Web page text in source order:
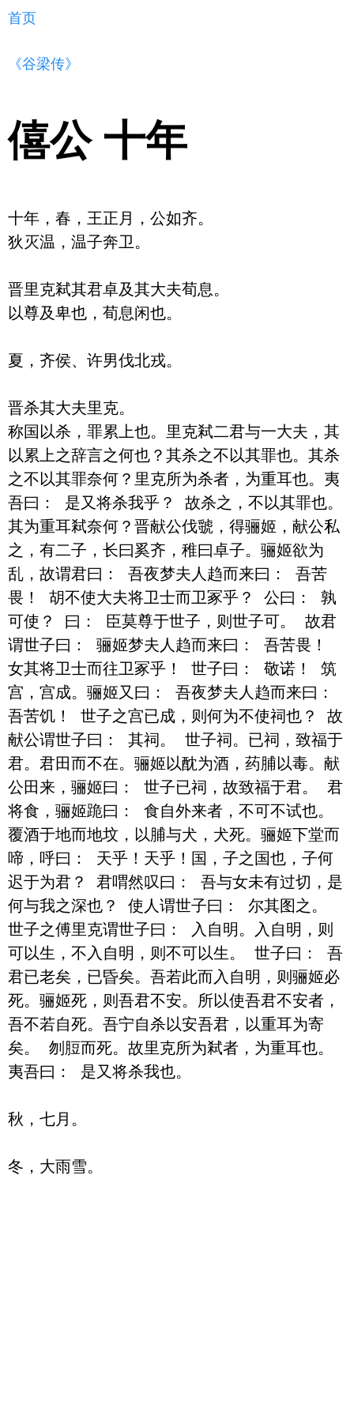
首页
《谷梁传》
僖公 十年
十年，春，王正月，公如齐。
狄灭温，温子奔卫。
晋里克弒其君卓及其大夫荀息。
以尊及卑也，荀息闲也。
夏，齐侯、许男伐北戎。
晋杀其大夫里克。
称国以杀，罪累上也。里克弒二君与一大夫，其
以累上之辞言之何也？其杀之不以其罪也。其杀
之不以其罪奈何？里克所为杀者，为重耳也。夷
吾曰： 是又将杀我乎？ 故杀之，不以其罪也。
其为重耳弒奈何？晋献公伐虢，得骊姬，献公私
之，有二子，长曰奚齐，稚曰卓子。骊姬欲为
乱，故谓君曰： 吾夜梦夫人趋而来曰： 吾苦
畏！ 胡不使大夫将卫士而卫冢乎？ 公曰： 孰
可使？ 曰： 臣莫尊于世子，则世子可。 故君
谓世子曰： 骊姬梦夫人趋而来曰： 吾苦畏！
女其将卫士而往卫冢乎！ 世子曰： 敬诺！ 筑
宫，宫成。骊姬又曰： 吾夜梦夫人趋而来曰：
吾苦饥！ 世子之宫已成，则何为不使祠也？ 故
献公谓世子曰： 其祠。 世子祠。已祠，致福于
君。君田而不在。骊姬以酖为酒，药脯以毒。献
公田来，骊姬曰： 世子已祠，故致福于君。 君
将食，骊姬跪曰： 食自外来者，不可不试也。
覆酒于地而地坟，以脯与犬，犬死。骊姬下堂而
啼，呼曰： 天乎！天乎！国，子之国也，子何
迟于为君？ 君喟然叹曰： 吾与女未有过切，是
何与我之深也？ 使人谓世子曰： 尔其图之。
世子之傅里克谓世子曰： 入自明。入自明，则
可以生，不入自明，则不可以生。 世子曰： 吾
君已老矣，已昏矣。吾若此而入自明，则骊姬必
死。骊姬死，则吾君不安。所以使吾君不安者，
吾不若自死。吾宁自杀以安吾君，以重耳为寄
矣。 刎脰而死。故里克所为弒者，为重耳也。
夷吾曰： 是又将杀我也。
秋，七月。